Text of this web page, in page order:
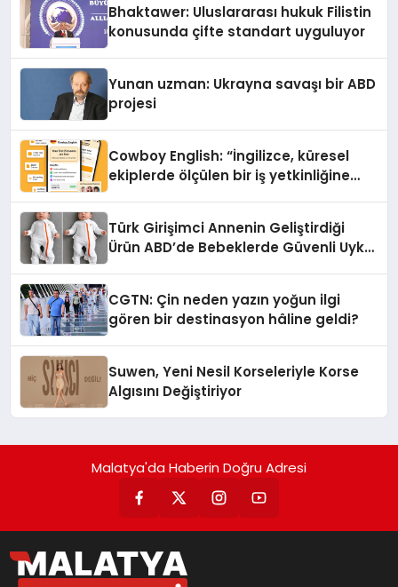
Bhaktawer: Uluslararası hukuk Filistin
konusunda çifte standart uyguluyor
Yunan uzman: Ukrayna savaşı bir ABD
projesi
Cowboy English: “İngilizce, küresel
ekiplerde ölçülen bir iş yetkinliğine
Türk Girişimci Annenin Geliştirdiği
Ürün ABD’de Bebeklerde Güvenli Uyku
CGTN: Çin neden yazın yoğun ilgi
gören bir destinasyon hâline geldi?
Suwen, Yeni Nesil Korseleriyle Korse
Algısını Değiştiriyor
Malatya'da Haberin Doğru Adresi